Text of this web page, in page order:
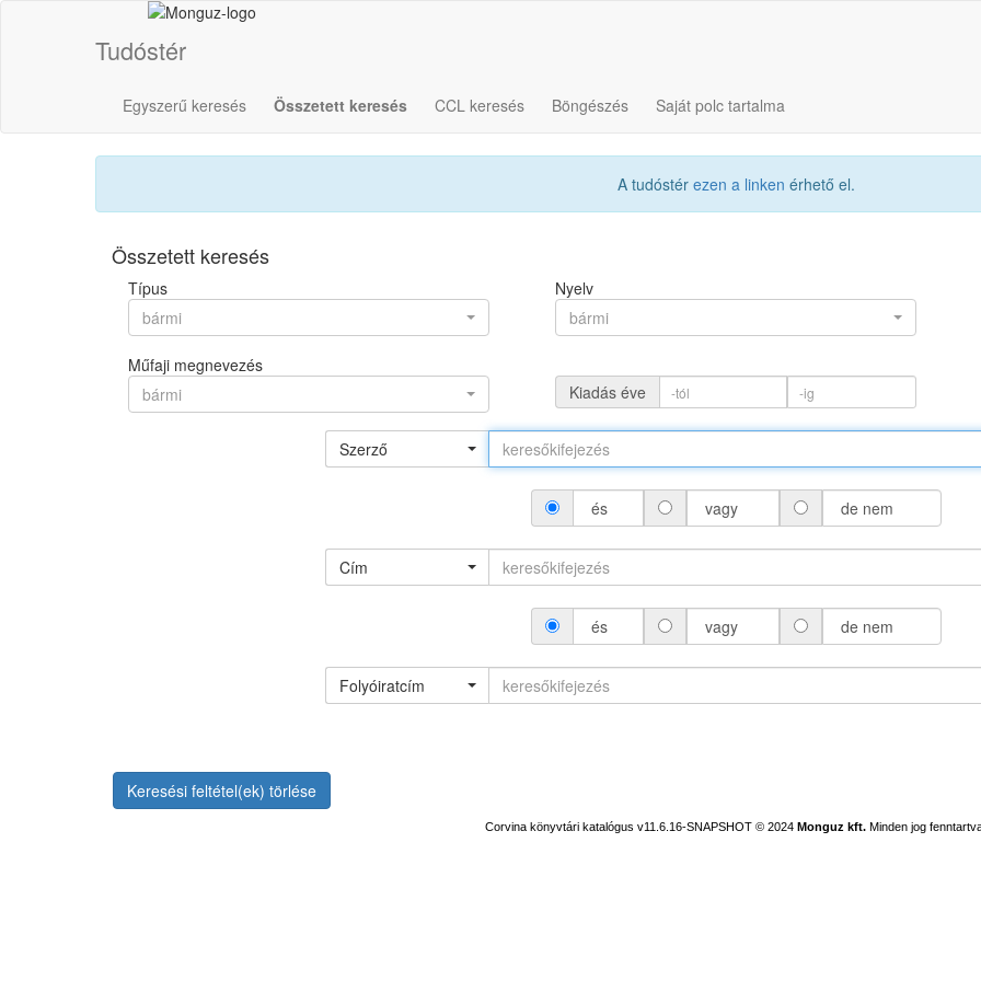
Tudóstér
Egyszerű keresés Összetett keresés CCL keresés Böngészés Saját polc tartalma
A tudóstér ezen a linken érhető el.
Összetett keresés
Típus
bármi
Nyelv
bármi
Műfaji megnevezés
bármi
Kiadás éve
Szerző
és vagy de nem
Cím
és vagy de nem
Folyóiratcím
Keresési feltétel(ek) törlése
Corvina könyvtári katalógus v11.6.16-SNAPSHOT © 2024 Monguz kft. Minden jog